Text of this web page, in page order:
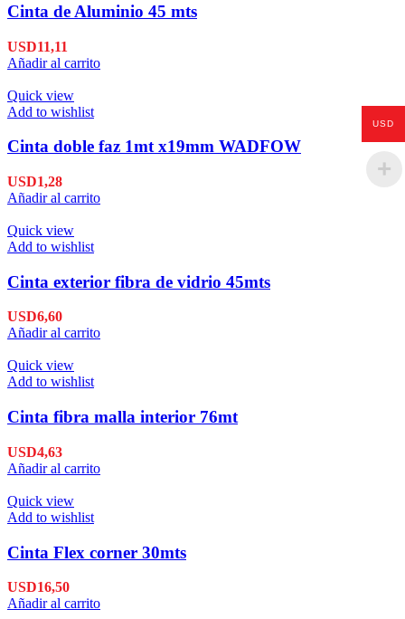
Cinta de Aluminio 45 mts
USD11,11
Añadir al carrito
Quick view
Add to wishlist
Cinta doble faz 1mt x19mm WADFOW
USD1,28
Añadir al carrito
Quick view
Add to wishlist
Cinta exterior fibra de vidrio 45mts
USD6,60
Añadir al carrito
Quick view
Add to wishlist
Cinta fibra malla interior 76mt
USD4,63
Añadir al carrito
Quick view
Add to wishlist
Cinta Flex corner 30mts
USD16,50
Añadir al carrito
USD